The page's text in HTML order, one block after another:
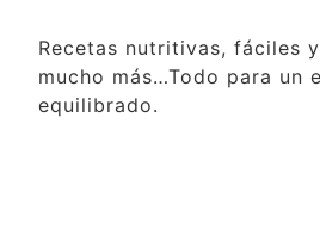
Recetas nutritivas, fáciles
mucho más…Todo para un
equilibrado.